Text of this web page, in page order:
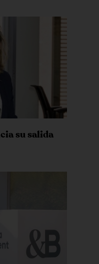
su salida